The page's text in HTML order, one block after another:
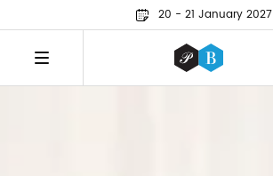
20 - 21 January 2027